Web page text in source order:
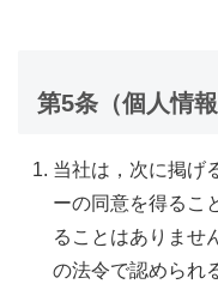
第5条（個人情
当社は，次に掲げ
ーの同意を得るこ
ることはありませ
の法令で認められ